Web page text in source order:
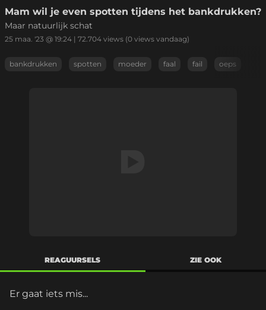
Link kopiëren
Mam wil je even spotten tijdens het bankdrukken?
Maar natuurlijk schat
25 maa. '23 @ 19:24 | 72.704 views (0 views vandaag)
bankdrukken spotten moeder faal fail oeps
REAGUURSELS ZIE OOK
Er gaat iets mis...